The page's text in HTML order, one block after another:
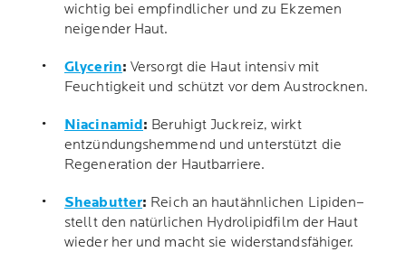
wichtig bei empfindlicher und zu Ekzemen
neigender Haut.
Glycerin: Versorgt die Haut intensiv mit
Feuchtigkeit und schützt vor dem Austrocknen.
Niacinamid: Beruhigt Juckreiz, wirkt
entzündungshemmend und unterstützt die
Regeneration der Hautbarriere.
Sheabutter: Reich an hautähnlichen Lipiden–
stellt den natürlichen Hydrolipidfilm der Haut
wieder her und macht sie widerstandsfähiger.